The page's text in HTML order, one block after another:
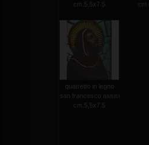
cm.5,5x7.5
quatretto in legno
san francesco assisi
cm.5,5x7.5